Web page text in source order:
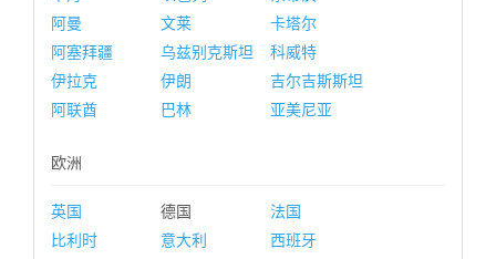
阿曼
文莱
卡塔尔
阿塞拜疆
乌兹别克斯坦
科威特
伊拉克
伊朗
吉尔吉斯斯坦
阿联酋
巴林 亚美尼亚
欧洲
英国 德国
法国
比利时
意大利
西班牙